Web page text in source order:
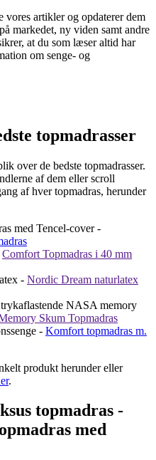
vores artikler og opdaterer dem
markedet, ny viden samt andre
at du som læser altid har
om senge- og
topmadrasser
over de bedste topmadrasser.
af dem eller scroll
af hver topmadras, herunder
med Tencel-cover -
Comfort Topmadras i 40 mm
- Nordic Dream naturlatex
NASA memory
Skum Topmadras
- Komfort topmadras m.
produkt herunder eller
.
topmadras -
med